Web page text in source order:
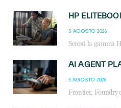
5 AGOSTO 2026
3 AGOSTO 2026